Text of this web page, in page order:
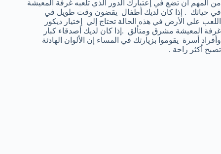
من المهم أن تضع في إعتبارك الدور الذي تلعبه غرفة المعيشة
في حياتك . إذا كان لديك أطفال يقضون وقت طويل في
اللعب علي الأرض في هذه الحالة تحتاج إلي إختيار ديكور
غرفة المعيشة مشرق ومتألق .إذا كان لديك أصدقاء كبار
وأفراد أسرة يقوموا بزيارتك في المساء إن الألوان الهادئة
تصبح أكثر راحة .